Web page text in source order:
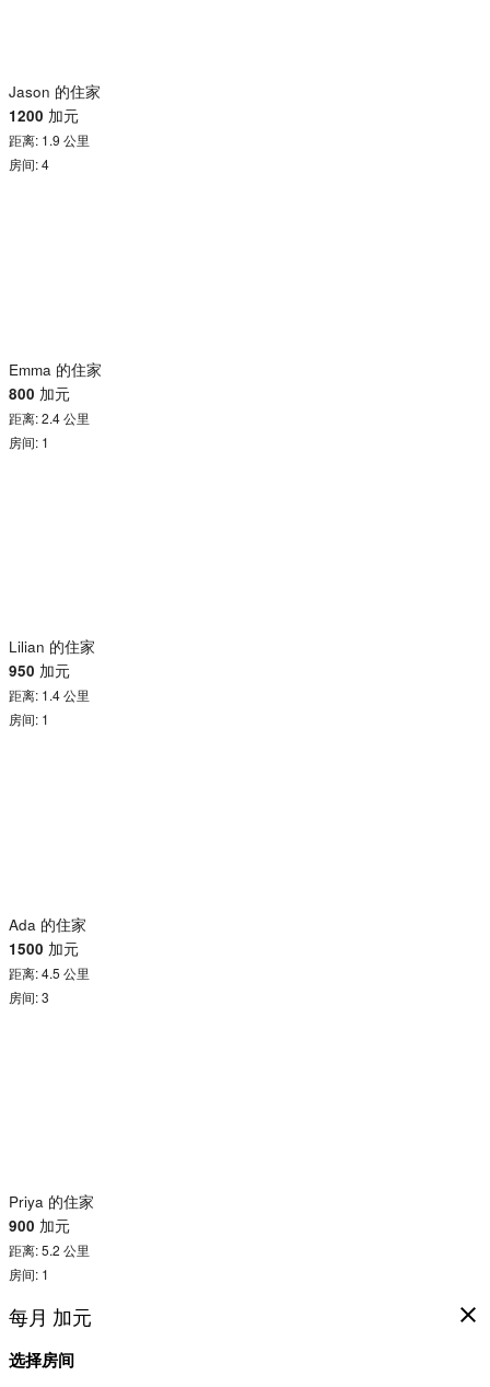
Jason 的住家
1200 加元
距离: 1.9 公里
房间: 4
Emma 的住家
800 加元
距离: 2.4 公里
房间: 1
Lilian 的住家
950 加元
距离: 1.4 公里
房间: 1
Ada 的住家
1500 加元
距离: 4.5 公里
房间: 3
Priya 的住家
900 加元
距离: 5.2 公里
房间: 1
close
每月 加元
选择房间